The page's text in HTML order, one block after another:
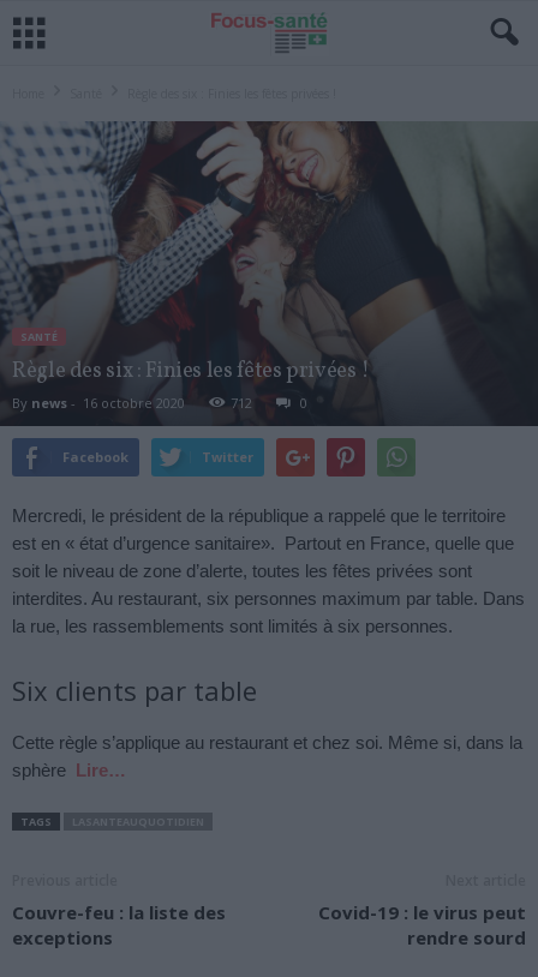
SANTÉ
Règle des six : Finies les fêtes privées !
By news - 16 octobre 2020 712 0
Facebook Twitter
Mercredi, le président de la république a rappelé que le territoire
est en « état d’urgence sanitaire». Partout en France, quelle que
soit le niveau de zone d’alerte, toutes les fêtes privées sont
interdites. Au restaurant, six personnes maximum par table. Dans
la rue, les rassemblements sont limités à six personnes.
Six clients par table
Cette règle s’applique au restaurant et chez soi. Même si, dans la
sphère
Lire…
TAGS
Couvre-feu : la liste des
exceptions
Covid-19 : le virus peut
rendre sourd